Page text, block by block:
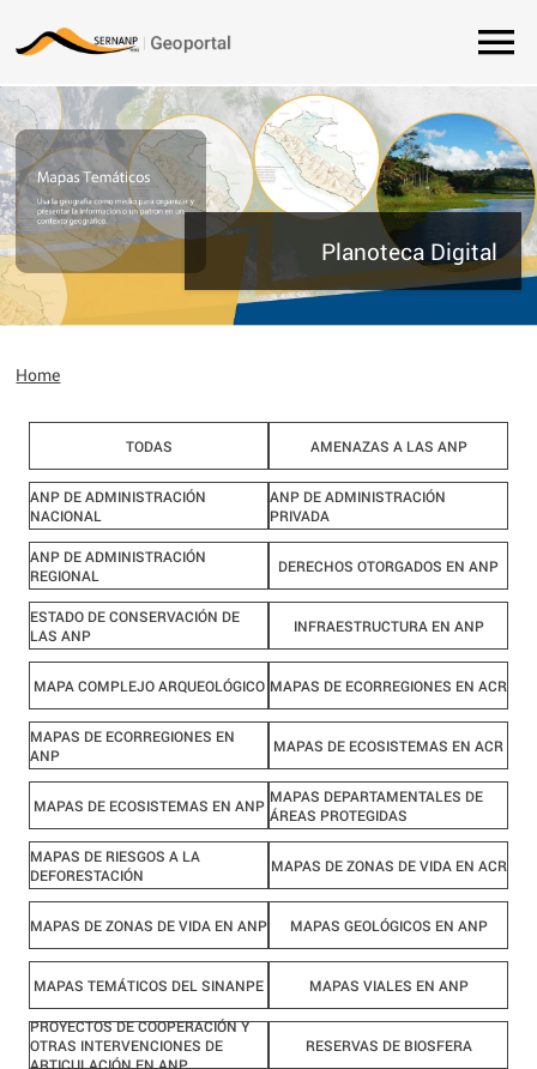
Planoteca Digital
Home
TODAS AMENAZAS A LAS ANP
ANP DE ADMINISTRACIÓN
NACIONAL
ANP DE ADMINISTRACIÓN
PRIVADA
ANP DE ADMINISTRACIÓN
REGIONAL
DERECHOS OTORGADOS EN ANP
ESTADO DE CONSERVACIÓN DE
LAS ANP
INFRAESTRUCTURA EN ANP
MAPA COMPLEJO ARQUEOLÓGICO MAPAS DE ECORREGIONES EN ACR
MAPAS DE ECORREGIONES EN
ANP
MAPAS DE ECOSISTEMAS EN ACR
MAPAS DE ECOSISTEMAS EN ANP MAPAS DEPARTAMENTALES DE
ÁREAS PROTEGIDAS
MAPAS DE RIESGOS A LA
DEFORESTACIÓN
MAPAS DE ZONAS DE VIDA EN ACR
MAPAS DE ZONAS DE VIDA EN ANP MAPAS GEOLÓGICOS EN ANP
MAPAS TEMÁTICOS DEL SINANPE MAPAS VIALES EN ANP
PROYECTOS DE COOPERACIÓN Y
OTRAS INTERVENCIONES DE
ARTICULACIÓN EN ANP
RESERVAS DE BIOSFERA